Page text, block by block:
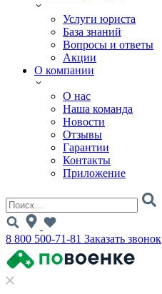
Услуги юриста
База знаний
Вопросы и ответы
Акции
О компании
О нас
Наша команда
Новости
Отзывы
Гарантии
Контакты
Приложение
8 800 500-71-81 Заказать звонок